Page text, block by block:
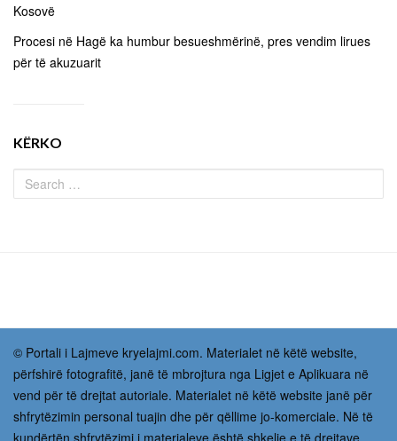
Kosovë
Procesi në Hagë ka humbur besueshmërinë, pres vendim lirues
për të akuzuarit
KËRKO
© Portali i Lajmeve kryelajmi.com. Materialet në këtë website,
përfshirë fotografitë, janë të mbrojtura nga Ligjet e Aplikuara në
vend për të drejtat autoriale. Materialet në këtë website janë për
shfrytëzimin personal tuajin dhe për qëllime jo-komerciale. Në të